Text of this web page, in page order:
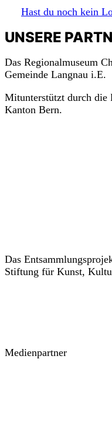
Hast du noch kein
UNSERE
Das Regionalmuseum
Gemeinde Langnau i.E.
Mitunterstützt durch die
Kanton Bern.
Das
Stiftung für Kunst,
Medienpartner